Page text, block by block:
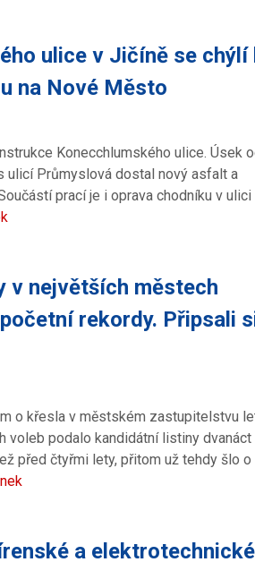
ulice v Jičíně se chýlí
na Nové Město
Konecchlumského ulice. Úsek
ulicí Průmyslová dostal nový asfalt a
prací je i oprava chodníku v ulici
v největších městech
rekordy. Připsali
o křesla v městském zastupitelstvu
voleb podalo kandidátní listiny dvanáct
před čtyřmi lety, přitom už tehdy šlo o
a elektrotechnické